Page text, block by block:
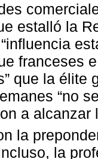
estalló la
franceses
que la élite
“no
a
la
la